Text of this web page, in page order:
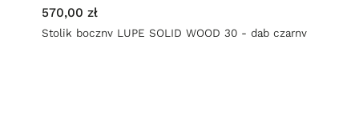
570,00 zł
Stolik boczny LUPE SOLID WOOD 30 - dąb czarny